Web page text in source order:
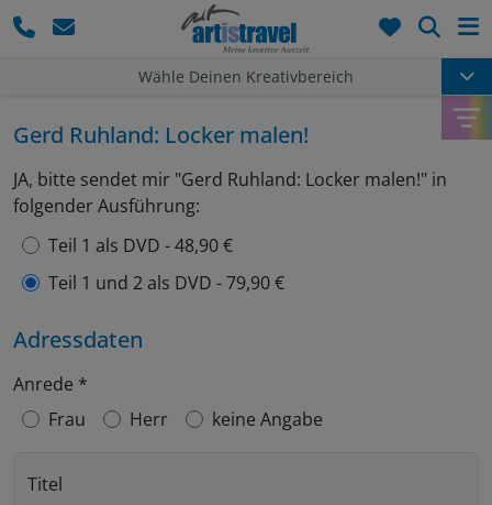
Wähle Deinen Kreativbereich
Gerd Ruhland: Locker malen!
JA, bitte sendet mir "Gerd Ruhland: Locker malen!" in
folgender Ausführung:
Teil 1 als DVD - 48,90 €
Teil 1 und 2 als DVD - 79,90 €
Adressdaten
Anrede *
Frau
Herr keine Angabe
Titel